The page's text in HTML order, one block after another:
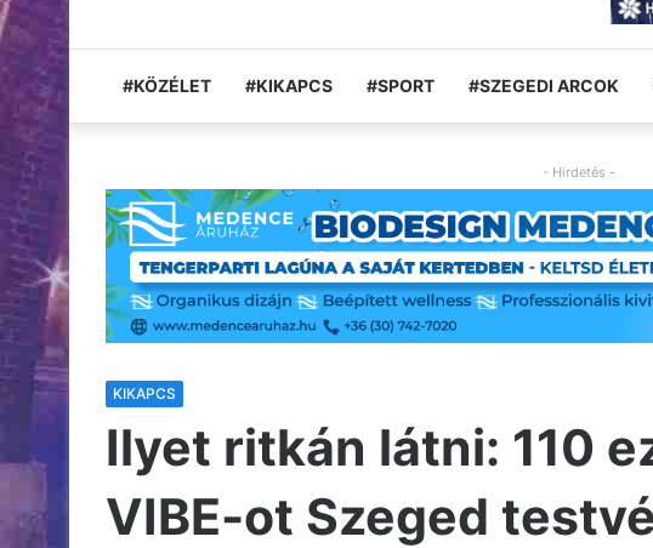
#KÖZÉLET #KIKAPCS #SPORT #SZEGEDI ARCOK
- Hirdetés -
KIKAPCS
Ilyet ritkán látni: 110
VIBE-ot Szeged